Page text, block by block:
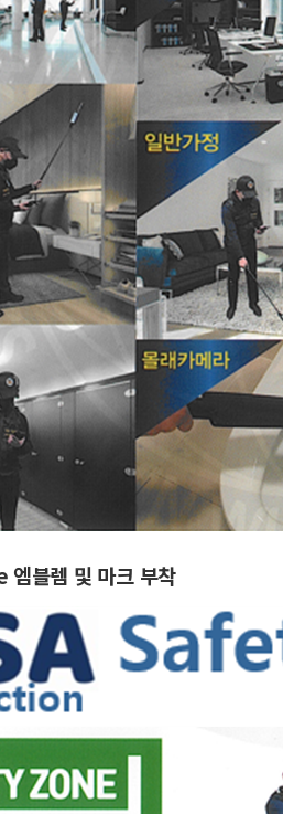
블렘 및 마크 부착